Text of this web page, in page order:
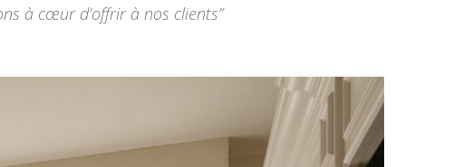
à cœur d’offrir à nos clients”